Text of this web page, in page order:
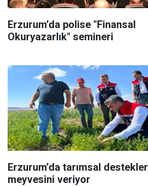
Erzurum’da polise "Finansal
Okuryazarlık" semineri
Erzurum’da tarımsal destekler
meyvesini veriyor